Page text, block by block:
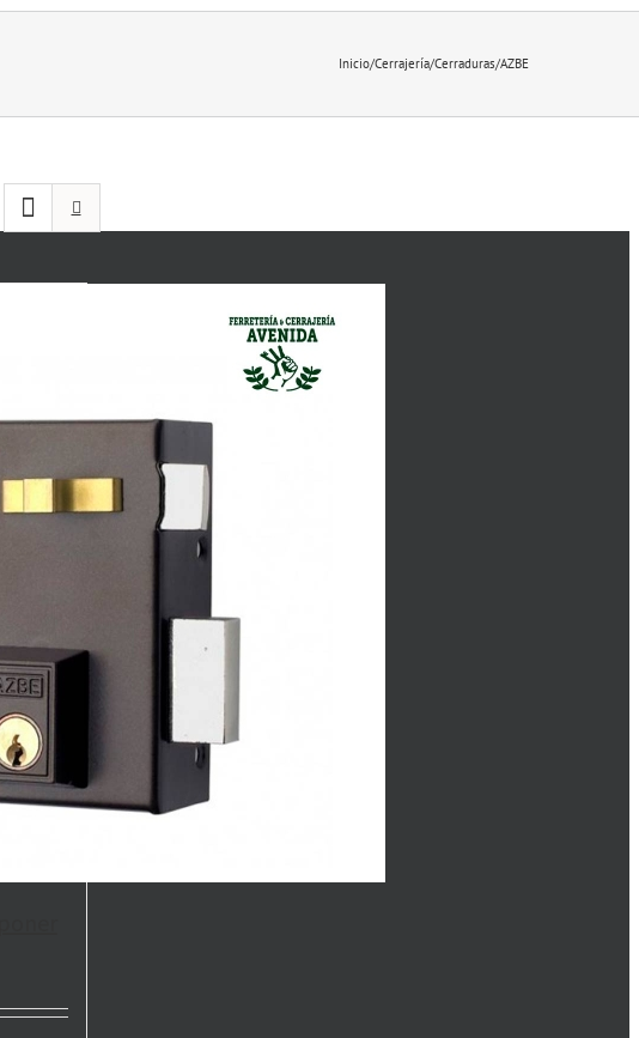
Inicio/Cerrajería/Cerraduras/AZBE